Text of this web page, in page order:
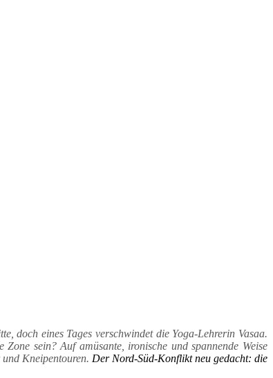
doch eines Tages verschwindet die Yoga-Lehrerin Vasaa.
Zone sein? Auf amüsante, ironische und spannende Weise
Kneipentouren. Der Nord-Süd-Konflikt neu gedacht: die